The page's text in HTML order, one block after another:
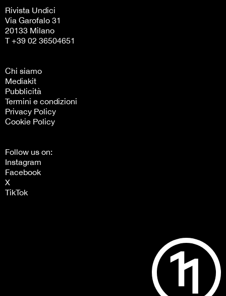
Rivista Undici
Via Garofalo 31
20133 Milano
T +39 02 36504651
Chi siamo
Mediakit
Pubblicità
Termini e condizioni
Privacy Policy
Cookie Policy
Follow us on:
Instagram
Facebook
X
TikTok